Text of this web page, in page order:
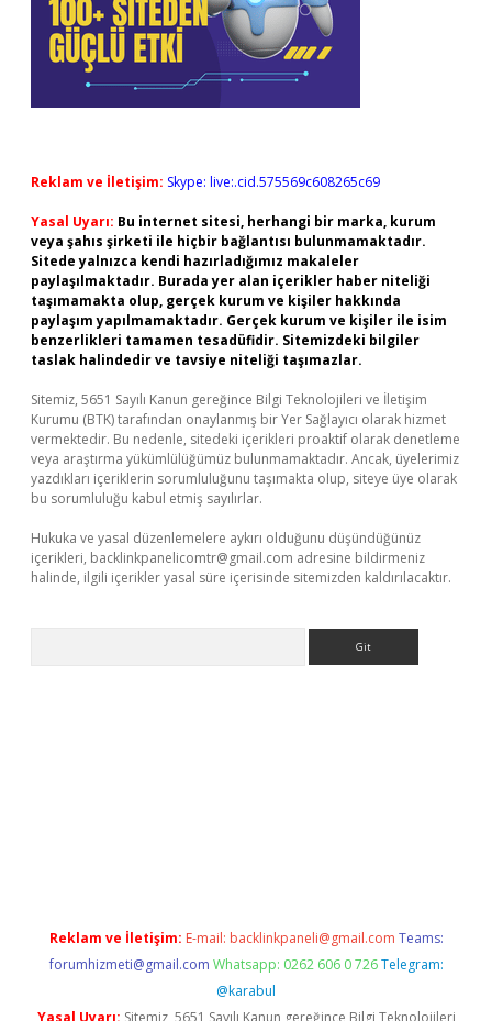
Reklam ve İletişim: Skype: live:.cid.575569c608265c69
Yasal Uyarı: Bu internet sitesi, herhangi bir marka, kurum
veya şahıs şirketi ile hiçbir bağlantısı bulunmamaktadır.
Sitede yalnızca kendi hazırladığımız makaleler
paylaşılmaktadır. Burada yer alan içerikler haber niteliği
taşımamakta olup, gerçek kurum ve kişiler hakkında
paylaşım yapılmamaktadır. Gerçek kurum ve kişiler ile isim
benzerlikleri tamamen tesadüfidir. Sitemizdeki bilgiler
taslak halindedir ve tavsiye niteliği taşımazlar.
Sitemiz, 5651 Sayılı Kanun gereğince Bilgi Teknolojileri ve İletişim
Kurumu (BTK) tarafından onaylanmış bir Yer Sağlayıcı olarak hizmet
vermektedir. Bu nedenle, sitedeki içerikleri proaktif olarak denetleme
veya araştırma yükümlülüğümüz bulunmamaktadır. Ancak, üyelerimiz
yazdıkları içeriklerin sorumluluğunu taşımakta olup, siteye üye olarak
bu sorumluluğu kabul etmiş sayılırlar.
Hukuka ve yasal düzenlemelere aykırı olduğunu düşündüğünüz
içerikleri, backlinkpanelicomtr@gmail.com adresine bildirmeniz
halinde, ilgili içerikler yasal süre içerisinde sitemizden kaldırılacaktır.
Reklam ve İletişim: E-mail: backlinkpaneli@gmail.com Teams:
forumhizmeti@gmail.com Whatsapp: 0262 606 0 726 Telegram:
@karabul
Yasal Uyarı: Sitemiz, 5651 Sayılı Kanun gereğince Bilgi Teknolojileri